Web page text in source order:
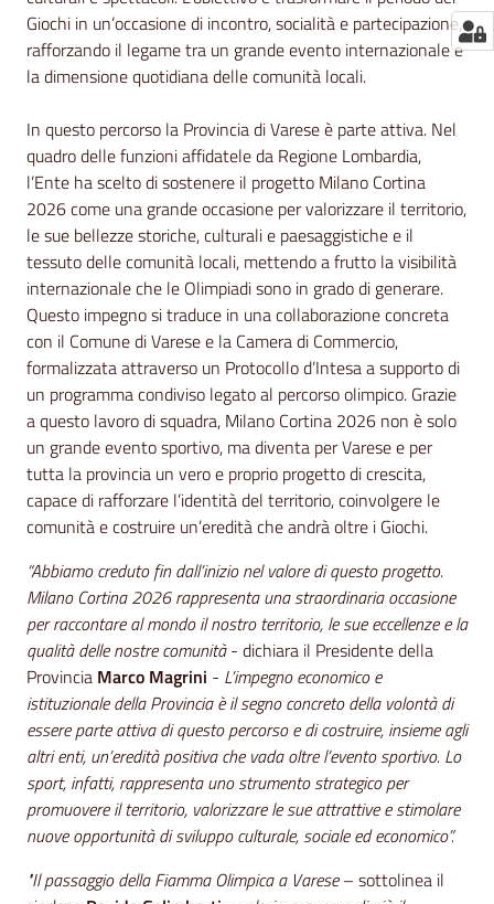
Giochi in un’occasione di incontro, socialità e partecipazione,
rafforzando il legame tra un grande evento internazionale e
la dimensione quotidiana delle comunità locali.
In questo percorso la Provincia di Varese è parte attiva. Nel
quadro delle funzioni affidatele da Regione Lombardia,
l’Ente ha scelto di sostenere il progetto Milano Cortina
2026 come una grande occasione per valorizzare il territorio,
le sue bellezze storiche, culturali e paesaggistiche e il
tessuto delle comunità locali, mettendo a frutto la visibilità
internazionale che le Olimpiadi sono in grado di generare.
Questo impegno si traduce in una collaborazione concreta
con il Comune di Varese e la Camera di Commercio,
formalizzata attraverso un Protocollo d’Intesa a supporto di
un programma condiviso legato al percorso olimpico. Grazie
a questo lavoro di squadra, Milano Cortina 2026 non è solo
un grande evento sportivo, ma diventa per Varese e per
tutta la provincia un vero e proprio progetto di crescita,
capace di rafforzare l’identità del territorio, coinvolgere le
comunità e costruire un’eredità che andrà oltre i Giochi.
“Abbiamo creduto fin dall’inizio nel valore di questo progetto.
Milano Cortina 2026 rappresenta una straordinaria occasione
per raccontare al mondo il nostro territorio, le sue eccellenze e la
qualità delle nostre comunità- dichiara il Presidente della
Provincia Marco Magrini - L’impegno economico e
istituzionale della Provincia è il segno concreto della volontà di
essere parte attiva di questo percorso e di costruire, insieme agli
altri enti, un’eredità positiva che vada oltre l’evento sportivo. Lo
sport, infatti, rappresenta uno strumento strategico per
promuovere il territorio, valorizzare le sue attrattive e stimolare
nuove opportunità di sviluppo culturale, sociale ed economico”.
"Il passaggio della Fiamma Olimpica a Varese– sottolinea il